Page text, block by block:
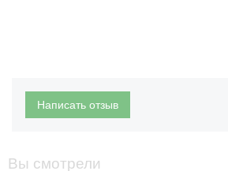
Написать отзыв
Вы смотрели